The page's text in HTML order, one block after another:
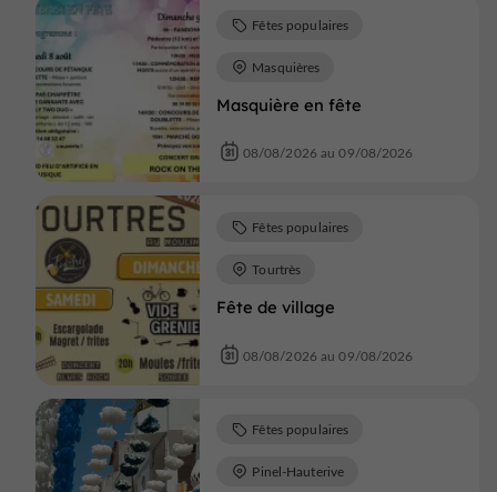
Masquière en fête
Fêtes populaires
Masquières
08/08/2026 au 09/08/2026
Fête de village
Fêtes populaires
Tourtrès
08/08/2026 au 09/08/2026
Fêtes populaires
Pinel-Hauterive